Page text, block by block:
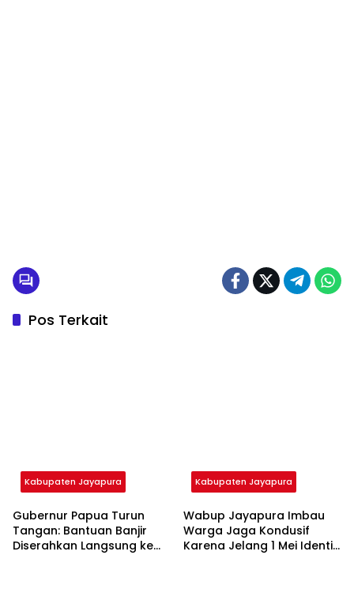
Pos Terkait
Kabupaten Jayapura
Gubernur Papua Turun
Tangan: Bantuan Banjir
Diserahkan Langsung ke
Kabupaten Jayapura
Wabup Jayapura Imbau
Warga Jaga Kondusif
Karena Jelang 1 Mei Identik